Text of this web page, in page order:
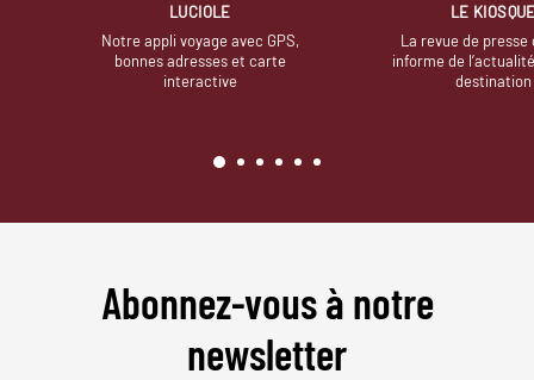
LUCIOLE
Notre appli voyage avec GPS,
bonnes adresses et carte
interactive
LE
La revue de presse
informe de
destination
Abonnez-vous à notre
newsletter